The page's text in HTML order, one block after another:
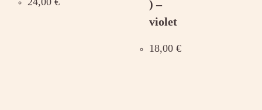
) –
violet
18,00€